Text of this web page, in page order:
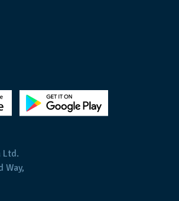
Ltd.
Way,